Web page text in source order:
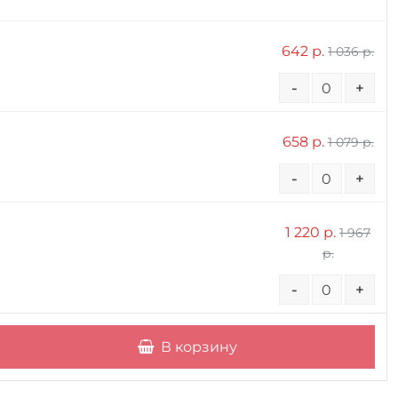
642 р. 1 036 р.
- +
658 р. 1 079 р.
- +
1 220 р. 1 967
р.
- +
В корзину